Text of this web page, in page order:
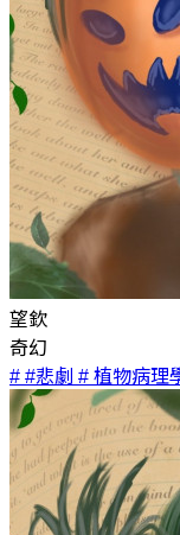
望欽
奇幻
# #悲劇 # 植物病理